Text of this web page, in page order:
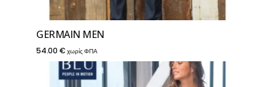
GERMAIN MEN
54.00 € χωρίς ΦΠΑ